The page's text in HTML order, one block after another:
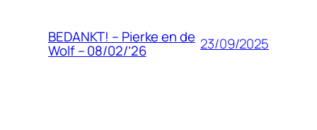
BEDANKT! – Pierke en de
Wolf – 08/02/’26 23/09/2025